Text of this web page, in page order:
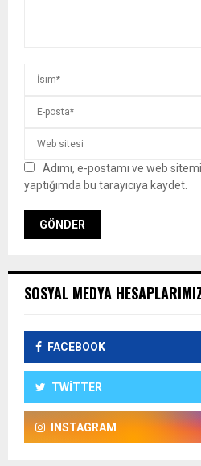
Adımı, e-postamı ve web
yaptığımda bu tarayıcıya kaydet.
SOSYAL MEDYA
FACEBOOK
TWITTER
INSTAGRAM